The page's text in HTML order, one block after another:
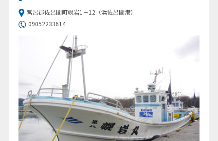
常呂郡佐呂間町幌岩1－12（浜佐呂間港）
09052233614